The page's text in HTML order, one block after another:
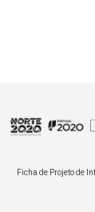
Ficha de Projeto de